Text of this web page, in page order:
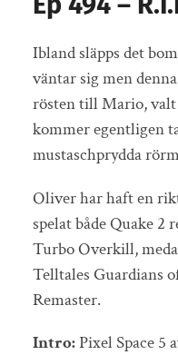
Ibland släpps det
väntar sig men
rösten till Mario, valt
kommer egentligen
mustaschprydda
Oliver har haft en
spelat både Quake 2
Turbo Overkill,
Telltales Guardians
Remaster.
Intro:Pixel Space 5